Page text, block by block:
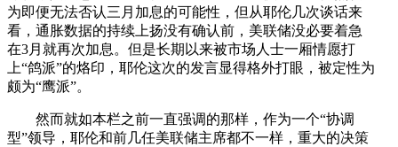
为即便无法否认三月加息的可能性，但从耶伦几次谈话来
看，通胀数据的持续上扬没有确认前，美联储没必要着急
在3月就再次加息。但是长期以来被市场人士一厢情愿打
上“鸽派”的烙印，耶伦这次的发言显得格外打眼，被定性为
颇为“鹰派”。
然而就如本栏之前一直强调的那样，作为一个“协调
型”领导，耶伦和前几任美联储主席都不一样，重大的决策